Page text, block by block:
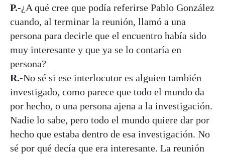
P.-¿A qué cree que podía referirse Pablo González
cuando, al terminar la reunión, llamó a una
persona para decirle que el encuentro había sido
muy interesante y que ya se lo contaría en
persona?
R.-No sé si ese interlocutor es alguien también
investigado, como parece que todo el mundo da
por hecho, o una persona ajena a la investigación.
Nadie lo sabe, pero todo el mundo quiere dar por
hecho que estaba dentro de esa investigación. No
sé por qué decía que era interesante. La reunión